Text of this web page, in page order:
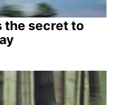
the secret to